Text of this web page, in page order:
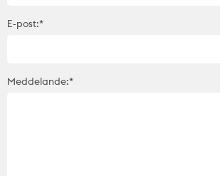
E-post:*
Meddelande:*